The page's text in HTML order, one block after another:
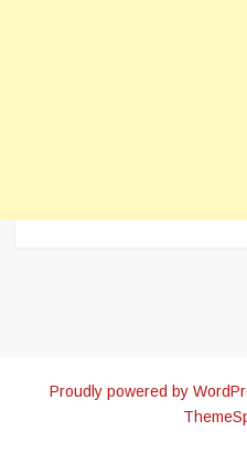
Proudly powered by